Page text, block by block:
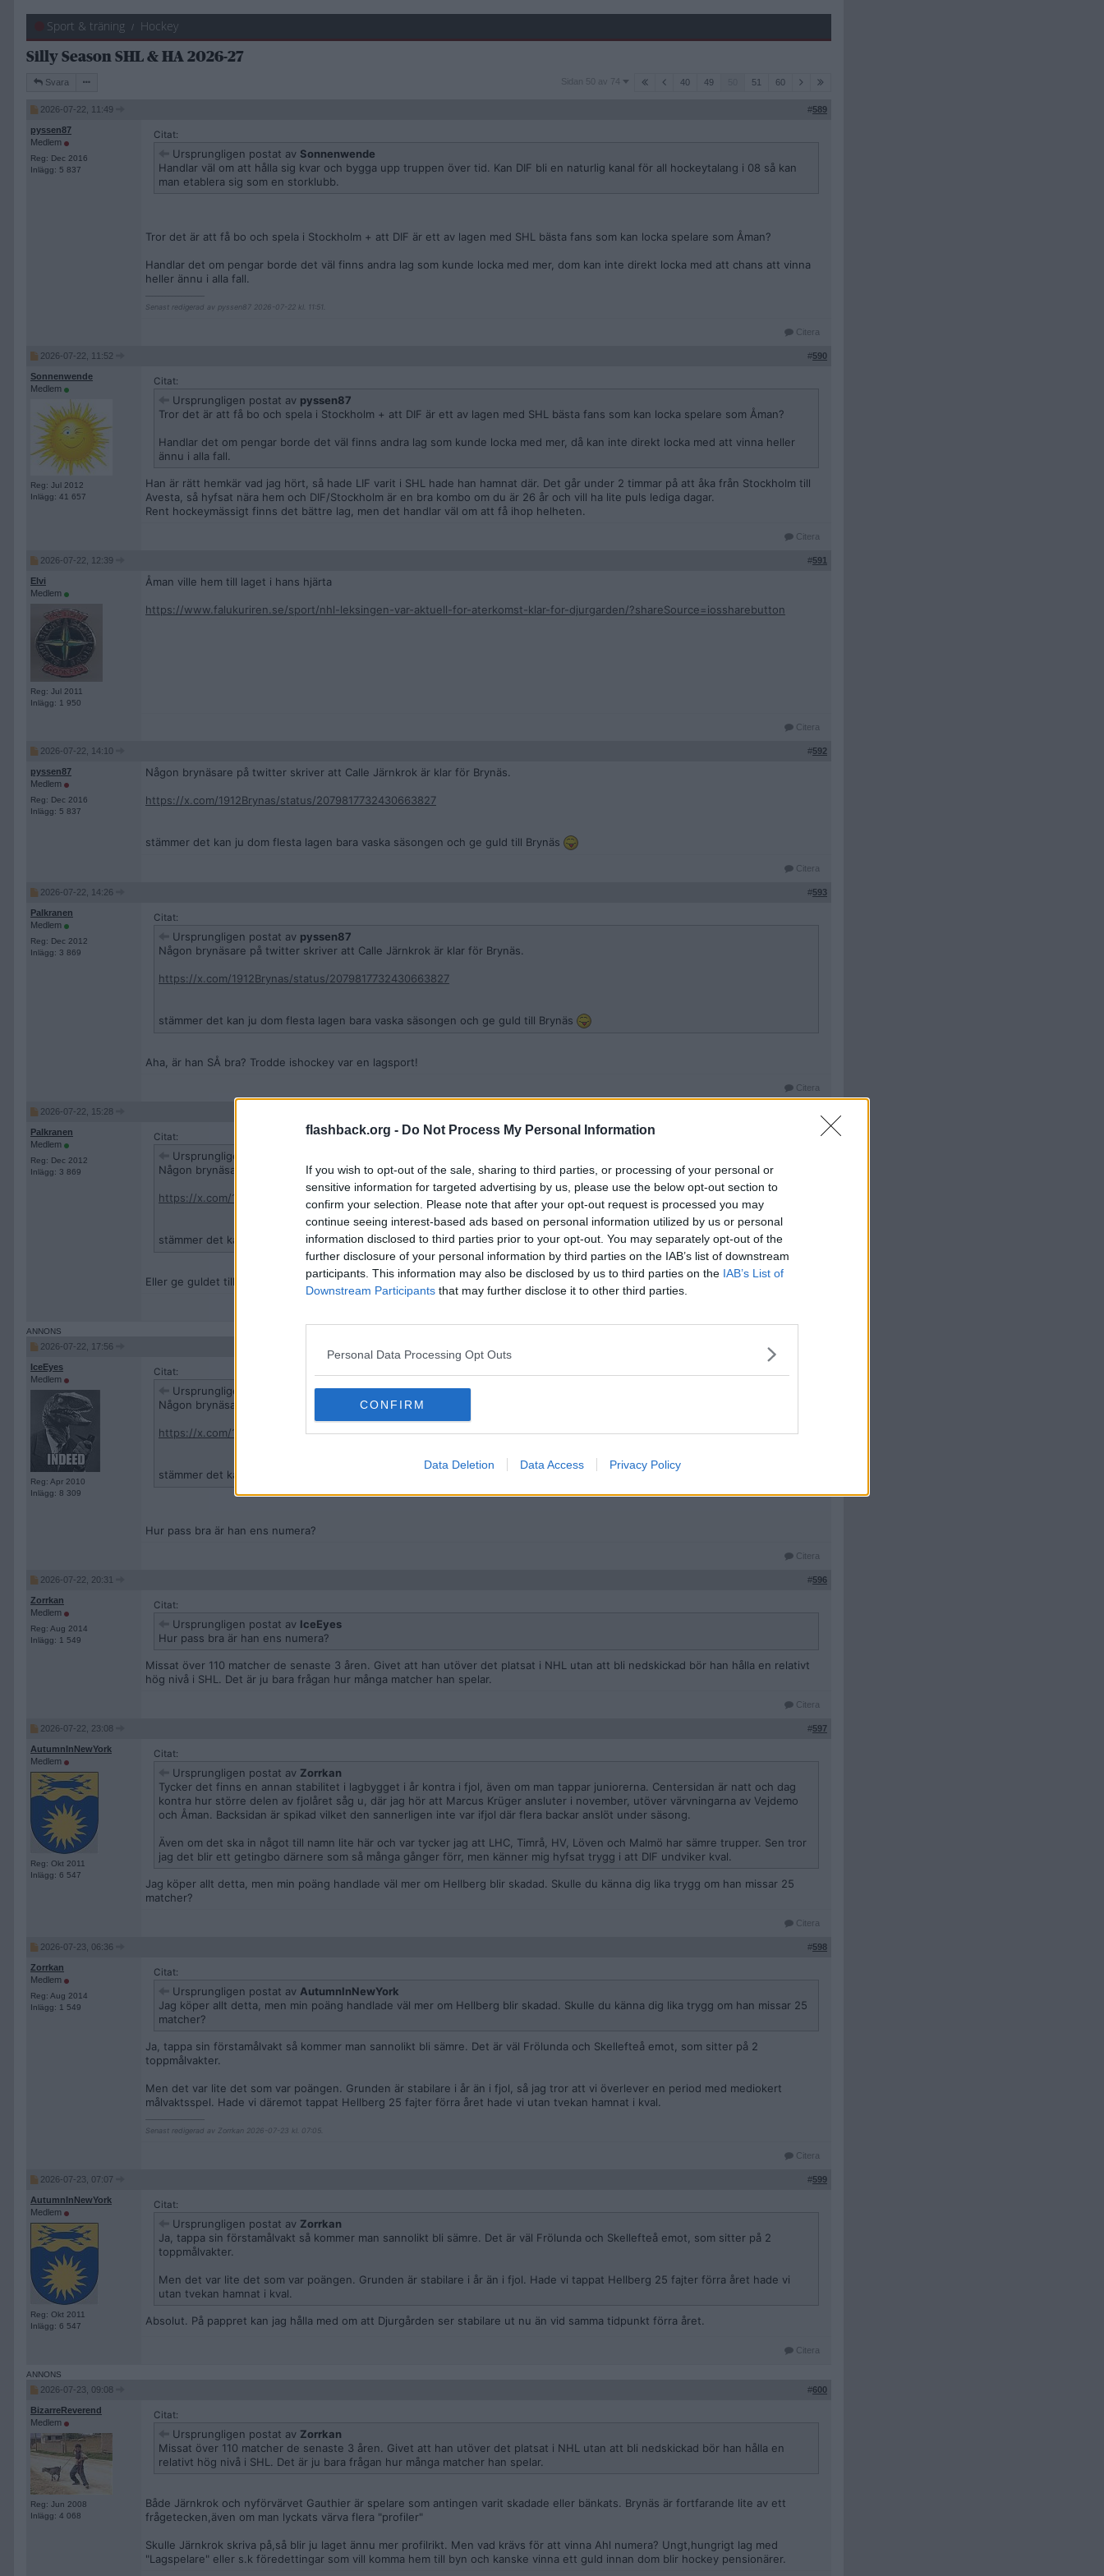
flashback.org - Do Not Process My Personal Information
If you wish to opt-out of the sale, sharing to third parties, or processing of your personal or
sensitive information for targeted advertising by us, please use the below opt-out section to
confirm your selection. Please note that after your opt-out request is processed you may
continue seeing interest-based ads based on personal information utilized by us or personal
information disclosed to third parties prior to your opt-out. You may separately opt-out of the
further disclosure of your personal information by third parties on the IAB’s list of downstream
participants. This information may also be disclosed by us to third parties on the IAB’s List of
Downstream Participants that may further disclose it to other third parties.
Personal Data Processing Opt Outs
CONFIRM
Data Deletion Data Access Privacy Policy
Sport & träning Hockey
Silly Season SHL & HA 2026-27
Svara
Sidan
Sidan 50 av 74 40 49 51 60
2026-07-22, 11:49 #589
pyssen87
Medlem
Reg: Dec 2016
Inlägg: 5 837
Citat:
Ursprungligen postat av Sonnenwende
Handlar väl om att hålla sig kvar och bygga upp truppen över tid. Kan DIF bli en naturlig kanal för all hockeytalang i 08 så kan
man etablera sig som en storklubb.
Tror det är att få bo och spela i Stockholm + att DIF är ett av lagen med SHL bästa fans som kan locka spelare som Åman?
Handlar det om pengar borde det väl finns andra lag som kunde locka med mer, dom kan inte direkt locka med att chans att vinna
heller ännu i alla fall.
Senast redigerad av pyssen87 2026-07-22 kl. 11:51.
Citera
2026-07-22, 11:52 #590
Sonnenwende
Medlem
Reg: Jul 2012
Inlägg: 41 657
Citat:
Ursprungligen postat av pyssen87
Tror det är att få bo och spela i Stockholm + att DIF är ett av lagen med SHL bästa fans som kan locka spelare som Åman?
Handlar det om pengar borde det väl finns andra lag som kunde locka med mer, då kan inte direkt locka med att vinna heller
ännu i alla fall.
Han är rätt hemkär vad jag hört, så hade LIF varit i SHL hade han hamnat där. Det går under 2 timmar på att åka från Stockholm till
Avesta, så hyfsat nära hem och DIF/Stockholm är en bra kombo om du är 26 år och vill ha lite puls lediga dagar.
Rent hockeymässigt finns det bättre lag, men det handlar väl om att få ihop helheten.
Citera
2026-07-22, 12:39 #591
Elvi
Medlem
Reg: Jul 2011
Inlägg: 1 950
Åman ville hem till laget i hans hjärta
https://www.falukuriren.se/sport/nhl-leksingen-var-aktuell-for-aterkomst-klar-for-djurgarden/?shareSource=iossharebutton
Citera
2026-07-22, 14:10 #592
pyssen87
Medlem
Reg: Dec 2016
Inlägg: 5 837
Någon brynäsare på twitter skriver att Calle Järnkrok är klar för Brynäs.
https://x.com/1912Brynas/status/2079817732430663827
stämmer det kan ju dom flesta lagen bara vaska säsongen och ge guld till Brynäs
Citera
2026-07-22, 14:26 #593
Palkranen
Medlem
Reg: Dec 2012
Inlägg: 3 869
Citat:
Ursprungligen postat av pyssen87
Någon brynäsare på twitter skriver att Calle Järnkrok är klar för Brynäs.
https://x.com/1912Brynas/status/2079817732430663827
stämmer det kan ju dom flesta lagen bara vaska säsongen och ge guld till Brynäs
Aha, är han SÅ bra? Trodde ishockey var en lagsport!
Citera
2026-07-22, 15:28
Palkranen
Medlem
Reg: Dec 2012
Inlägg: 3 869
Citat:
Ursprungligen postat av
Någon brynäsare på twitter skriver att Calle Järnkrok är klar för Brynäs.
https://x.com/1912Brynas/status/2079817732430663827
stämmer det kan ju dom flesta lagen bara vaska säsongen och ge guld till Brynäs
Eller ge guldet till FBK med tanke på jämnårige Marcus J, som dessutom gör poäng, i laget?
2026-07-22, 17:56
IceEyes
Medlem
Reg: Apr 2010
Inlägg: 8 309
Citat:
Ursprungligen postat av
pyssen87
Någon brynäsare på twitter skriver att Calle Järnkrok är klar för Brynäs.
https://x.com/1912Brynas/status/2079817732430663827
stämmer det kan ju dom flesta lagen bara vaska säsongen och ge guld till Brynäs
Hur pass bra är han ens numera?
Citera
2026-07-22, 20:31 #596
Zorrkan
Medlem
Reg: Aug 2014
Inlägg: 1 549
Citat:
Ursprungligen postat av IceEyes
Hur pass bra är han ens numera?
Missat över 110 matcher de senaste 3 åren. Givet att han utöver det platsat i NHL utan att bli nedskickad bör han hålla en relativt
hög nivå i SHL. Det är ju bara frågan hur många matcher han spelar.
Citera
2026-07-22, 23:08 #597
AutumnInNewYork
Medlem
Reg: Okt 2011
Inlägg: 6 547
Citat:
Ursprungligen postat av Zorrkan
Tycker det finns en annan stabilitet i lagbygget i år kontra i fjol, även om man tappar juniorerna. Centersidan är natt och dag
kontra hur större delen av fjolåret såg u, där jag hör att Marcus Krüger ansluter i november, utöver värvningarna av Vejdemo
och Åman. Backsidan är spikad vilket den sannerligen inte var ifjol där flera backar anslöt under säsong.
Även om det ska in något till namn lite här och var tycker jag att LHC, Timrå, HV, Löven och Malmö har sämre trupper. Sen tror
jag det blir ett getingbo därnere som så många gånger förr, men känner mig hyfsat trygg i att DIF undviker kval.
Jag köper allt detta, men min poäng handlade väl mer om Hellberg blir skadad. Skulle du känna dig lika trygg om han missar 25
matcher?
Citera
2026-07-23, 06:36 #598
Zorrkan
Medlem
Reg: Aug 2014
Inlägg: 1 549
Citat:
Ursprungligen postat av AutumnInNewYork
Jag köper allt detta, men min poäng handlade väl mer om Hellberg blir skadad. Skulle du känna dig lika trygg om han missar 25
matcher?
Ja, tappa sin förstamålvakt så kommer man sannolikt bli sämre. Det är väl Frölunda och Skellefteå emot, som sitter på 2
toppmålvakter.
Men det var lite det som var poängen. Grunden är stabilare i år än i fjol, så jag tror att vi överlever en period med mediokert
målvaktsspel. Hade vi däremot tappat Hellberg 25 fajter förra året hade vi utan tvekan hamnat i kval.
Senast redigerad av Zorrkan 2026-07-23 kl. 07:05.
Citera
2026-07-23, 07:07 #599
AutumnInNewYork
Medlem
Reg: Okt 2011
Inlägg: 6 547
Citat:
Ursprungligen postat av Zorrkan
Ja, tappa sin förstamålvakt så kommer man sannolikt bli sämre. Det är väl Frölunda och Skellefteå emot, som sitter på 2
toppmålvakter.
Men det var lite det som var poängen. Grunden är stabilare i år än i fjol. Hade vi tappat Hellberg 25 fajter förra året hade vi
utan tvekan hamnat i kval.
Absolut. På pappret kan jag hålla med om att Djurgården ser stabilare ut nu än vid samma tidpunkt förra året.
Citera
2026-07-23, 09:08 #600
BizarreReverend
Medlem
Reg: Jun 2008
Inlägg: 4 068
Citat:
Ursprungligen postat av Zorrkan
Missat över 110 matcher de senaste 3 åren. Givet att han utöver det platsat i NHL utan att bli nedskickad bör han hålla en
relativt hög nivå i SHL. Det är ju bara frågan hur många matcher han spelar.
Både Järnkrok och nyförvärvet Gauthier är spelare som antingen varit skadade eller bänkats. Brynäs är fortfarande lite av ett
frågetecken,även om man lyckats värva flera "profiler"
Skulle Järnkrok skriva på,så blir ju laget ännu mer profilrikt. Men vad krävs för att vinna Ahl numera? Ungt,hungrigt lag med
"Lagspelare" eller s.k föredettingar som vill komma hem till byn och kanske vinna ett guld innan dom blir hockey pensionärer.